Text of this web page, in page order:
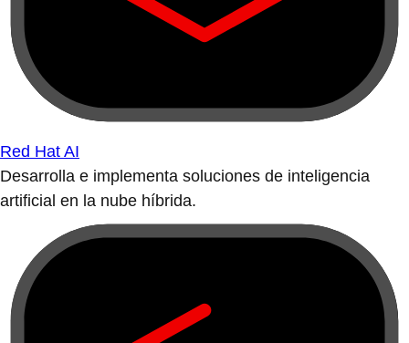
Red Hat AI
Desarrolla e implementa soluciones de inteligencia
artificial en la nube híbrida.